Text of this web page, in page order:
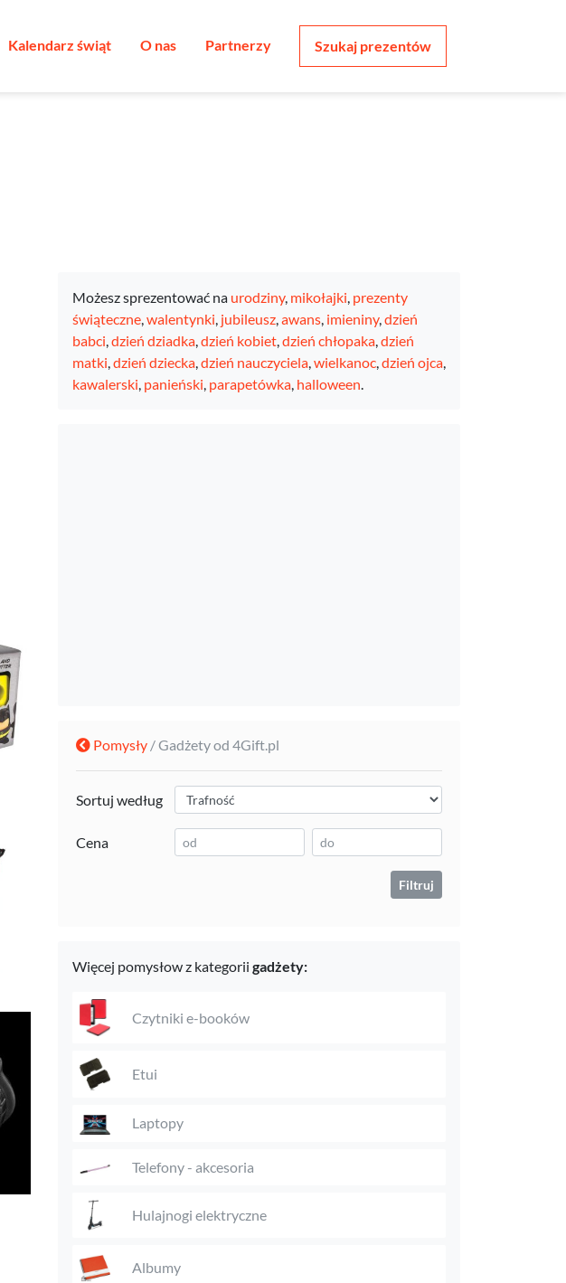
Kalendarz świąt O nas Partnerzy Szukaj prezentów
Możesz sprezentować na urodziny, mikołajki, prezenty
świąteczne,walentynki, jubileusz,awans, imieniny,dzień
babci,dzień dziadka,dzień kobiet,dzień chłopaka,dzień
matki,dzień dziecka,dzień nauczyciela,wielkanoc,dzień ojca,
kawalerski, panieński, parapetówka, halloween.
Pomysły / Gadżety od 4Gift.pl
Sortuj według
Cena
Filtruj
Więcej pomysłow z kategorii gadżety:
Czytniki e-booków
Etui
Laptopy
Telefony - akcesoria
Hulajnogi elektryczne
Albumy